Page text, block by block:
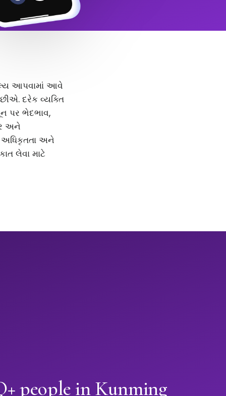
આપવામાં આવે
દરેક વ્યક્તિ
પર ભેદભાવ,
અને
અધિકૃતતા અને
લેવા માટે
people in Kunming